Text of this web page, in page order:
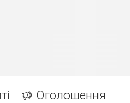
Оголошення